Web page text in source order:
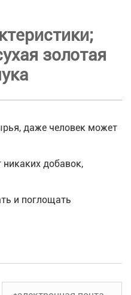
золотая
даже человек может
добавок,
и поглощать